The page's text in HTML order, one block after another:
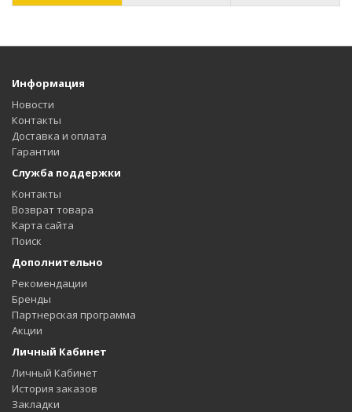
Информация
Новости
Контакты
Доставка и оплата
Гарантии
Служба поддержки
Контакты
Возврат товара
Карта сайта
Поиск
Дополнительно
Рекомендации
Бренды
Партнерская программа
Акции
Личный Кабинет
Личный Кабинет
История заказов
Закладки